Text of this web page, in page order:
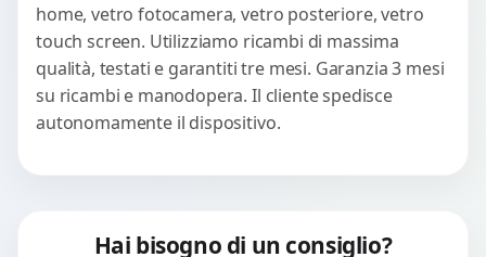
home, vetro fotocamera, vetro posteriore, vetro
touch screen. Utilizziamo ricambi di massima
qualità, testati e garantiti tre mesi. Garanzia 3 mesi
su ricambi e manodopera. Il cliente spedisce
autonomamente il dispositivo.
Hai bisogno di un consiglio?